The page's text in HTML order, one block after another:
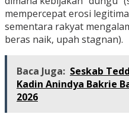
mempercepat erosi
sementara rakyat
beras naik, upah stagnan).
Baca Juga: Seskab
Kadin Anindya Bakrie
2026